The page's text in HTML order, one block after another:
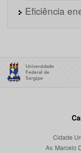
Eficiência
Cidade
Av. Marcelo